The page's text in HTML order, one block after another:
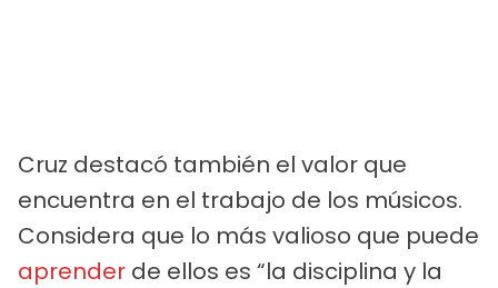
Cruz destacó también el valor que
encuentra en el trabajo de los músicos.
Considera que lo más valioso que puede
aprender de ellos es “la disciplina y la